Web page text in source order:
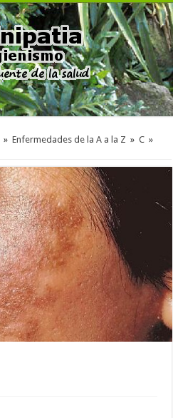
» Enfermedades de la A a la Z » C »